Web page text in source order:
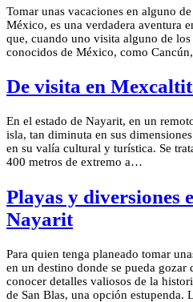
Tomar unas vacaciones en alguno
México, es una verdadera aventura
que, cuando uno visita alguno de
conocidos de México, como
De visita en
En el estado de Nayarit, en un
isla, tan diminuta en sus
en su valía cultural y turística. Se
400 metros de extremo a…
Playas y diversiones
Nayarit
Para quien tenga planeado tomar
en un destino donde se pueda gozar
conocer detalles valiosos de la
de San Blas, una opción